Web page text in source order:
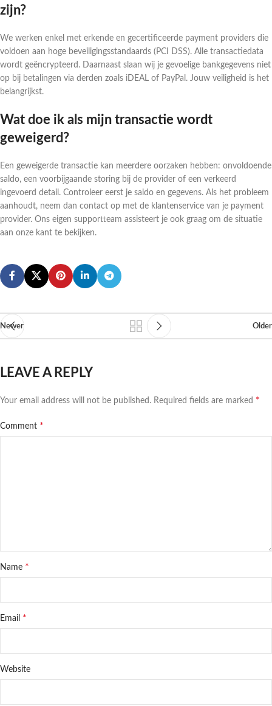
zijn?
We werken enkel met erkende en gecertificeerde payment providers die
voldoen aan hoge beveiligingsstandaards (PCI DSS). Alle transactiedata
wordt geëncrypteerd. Daarnaast slaan wij je gevoelige bankgegevens niet
op bij betalingen via derden zoals iDEAL of PayPal. Jouw veiligheid is het
belangrijkst.
Wat doe ik als mijn transactie wordt
geweigerd?
Een geweigerde transactie kan meerdere oorzaken hebben: onvoldoende
saldo, een voorbijgaande storing bij de provider of een verkeerd
ingevoerd detail. Controleer eerst je saldo en gegevens. Als het probleem
aanhoudt, neem dan contact op met de klantenservice van je payment
provider. Ons eigen supportteam assisteert je ook graag om de situatie
aan onze kant te bekijken.
Newer Older
LEAVE A REPLY
Your email address will not be published. Required fields are marked *
Comment *
Name *
Email *
Website